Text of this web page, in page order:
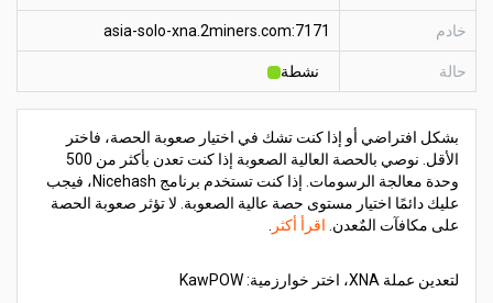
خادم asia-solo-xna.2miners.com:7171
حالة نشطة
بشكل افتراضي أو إذا كنت تشك في اختيار صعوبة الحصة، فاختر
الأقل. نوصي بالحصة العالية الصعوبة إذا كنت تعدن بأكثر من 500
وحدة معالجة الرسومات. إذا كنت تستخدم برنامج Nicehash، فيجب
عليك دائمًا اختيار مستوى حصة عالية الصعوبة. لا تؤثر صعوبة الحصة
على مكافآت المٌعدن. اقرأ أكثر
لتعدين عملة XNA، اختر خوارزمية: KawPOW